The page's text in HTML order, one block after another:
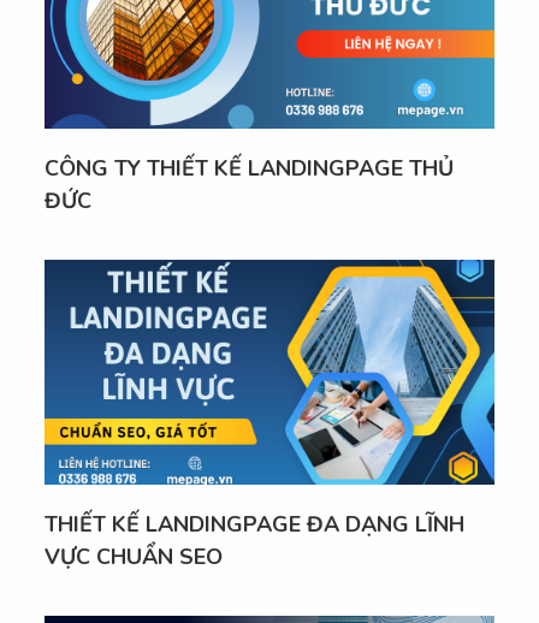
CÔNG TY THIẾT KẾ LANDINGPAGE THỦ
ĐỨC
THIẾT KẾ LANDINGPAGE ĐA DẠNG LĨNH
VỰC CHUẨN SEO